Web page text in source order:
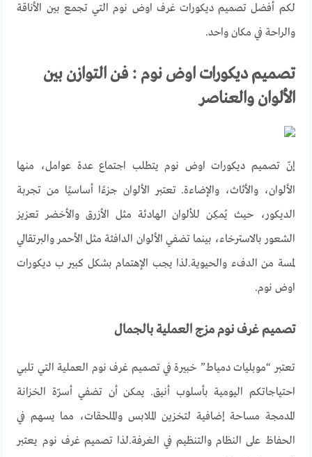
لكم أفضل تصميم ديكورات غرف اوض نوم التي تجمع بين الأناقة
والراحة في مكان واحد.
تصميمديكورات اوض نوم : فن التوازن بين
الألوان والعناصر
إنّ تصميم ديكورات اوض نوم يتطلب اجتماع عدة عوامل، منها
الألوان، والأثاث، والإضاءة. تعتبر الألوان جزءًا أساسيًا من تجربة
الديكور، حيث يُمكِن للألوان الهادئة مثل الأزرق والأخضر تعزيز
الشعور بالاسترخاء، بينما تضفي الألوان الدافئة مثل الأحمر والبرتقالي
لمسة من الدفء والحيوية.لذا يجب الإهتمام بشكل كبير ب ديكورات
اوض نوم.
تصميم غرف نوممزج العملية بالجمال
تعتبر “موبليات دمياط” خبيرة في تصميم غرف نوم العملية التي تلبي
احتياجاتكم اليومية بأسلوب أنيق. يمكن أن تضفي أسرّة الخزانة
المدمجة مساحة إضافية لتخزين الملابس والملحقات، مما يسهم في
الحفاظ على النظام والتنظيم في الغرفة.لذا تصميم غرف نوم يعتبر